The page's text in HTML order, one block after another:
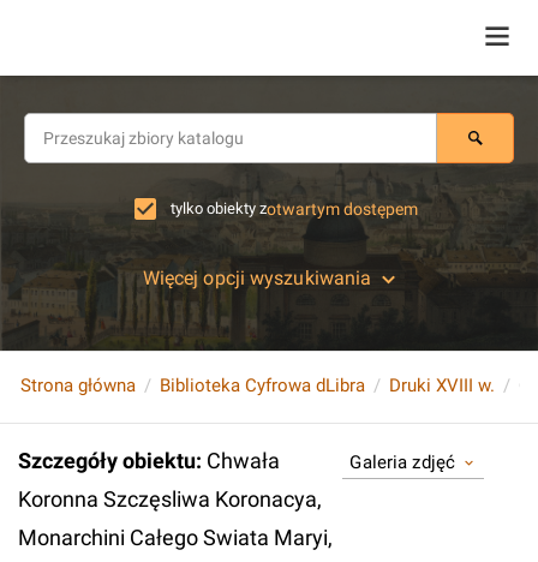
tylko obiekty zotwartym dostępem
Więcej opcji wyszukiwania
Strona główna Biblioteka Cyfrowa dLibra Druki XVIII w.
Szczegóły obiektu: Chwała
Koronna Szczęsliwa Koronacya,
Monarchini Całego Swiata Maryi,
Galeria zdjęć